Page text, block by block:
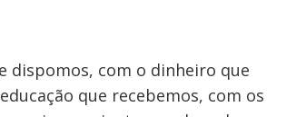
dispomos, com o dinheiro que
que recebemos, com os